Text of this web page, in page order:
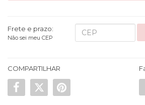
Frete e prazo:
Não sei meu CEP
COMPARTILHAR